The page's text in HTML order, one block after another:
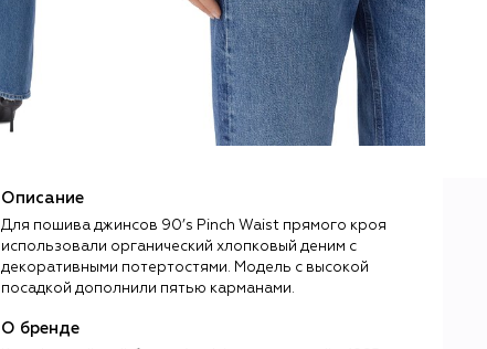
Описание
Для пошива джинсов 90’s Pinch Waist прямого кроя
использовали органический хлопковый деним с
декоративными потертостями. Модель с высокой
посадкой дополнили пятью карманами.
О бренде